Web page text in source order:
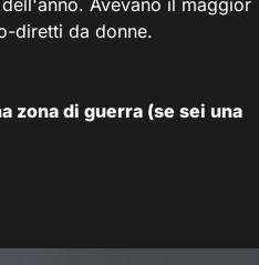
diretti da donne.
zona di guerra (se sei una